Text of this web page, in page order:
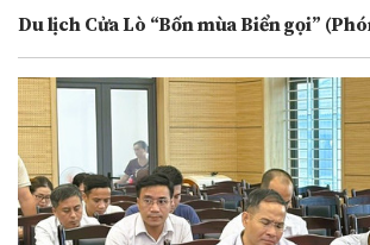
Du lịch Cửa Lò “Bốn mùa Biển gọi”